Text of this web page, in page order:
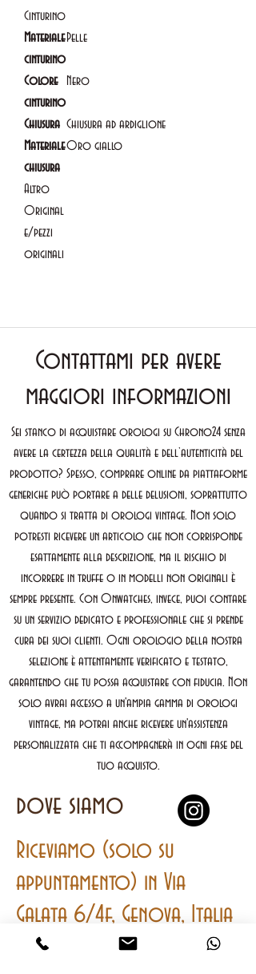
Cinturino
Materiale
cinturino
Pelle
Colore
cinturino
Nero
Chiusura Chiusura ad ardiglione
Materiale
chiusura
Oro giallo
Altro
Original
e/pezzi
originali
Contattami per avere
maggiori informazioni
Sei stanco di acquistare orologi su Chrono24 senza
avere la certezza della qualità e dell’autenticità del
prodotto? Spesso, comprare online da piattaforme
generiche può portare a delle delusioni, soprattutto
quando si tratta di orologi vintage. Non solo
potresti ricevere un articolo che non corrisponde
esattamente alla descrizione, ma il rischio di
incorrere in truffe o in modelli non originali è
sempre presente. Con Onwatches, invece, puoi contare
su un servizio dedicato e professionale che si prende
cura dei suoi clienti. Ogni orologio della nostra
selezione è attentamente verificato e testato,
garantendo che tu possa acquistare con fiducia. Non
solo avrai accesso a un'ampia gamma di orologi
vintage, ma potrai anche ricevere un'assistenza
personalizzata che ti accompagnerà in ogni fase del
tuo acquisto.
dove siamo
Riceviamo (solo su
appuntamento) in Via
Galata 6/4f, Genova, Italia
contatti